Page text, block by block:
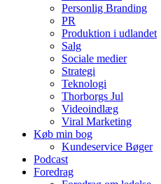
Personlig Branding
PR
Produktion i udlandet
Salg
Sociale medier
Strategi
Teknologi
Thorborgs Jul
Videoindlæg
Viral Marketing
Køb min bog
Kundeservice Bøger
Podcast
Foredrag